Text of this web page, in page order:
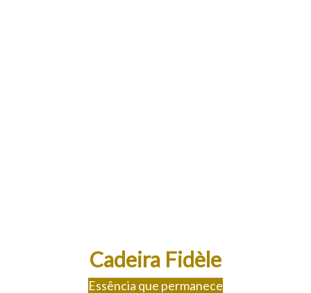
Cadeira Fidèle
Essência que permanece